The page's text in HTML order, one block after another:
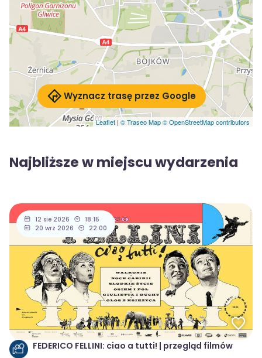
Leaflet | © Traseo Map© OpenStreetMap contributors
Wyznacz trasę przez Google
Najbliższe w miejscu wydarzenia
12 sie 2026
18:15
20 wrz 2026
22:00
FEDERICO FELLINI: ciao a tutti! | przegląd filmów